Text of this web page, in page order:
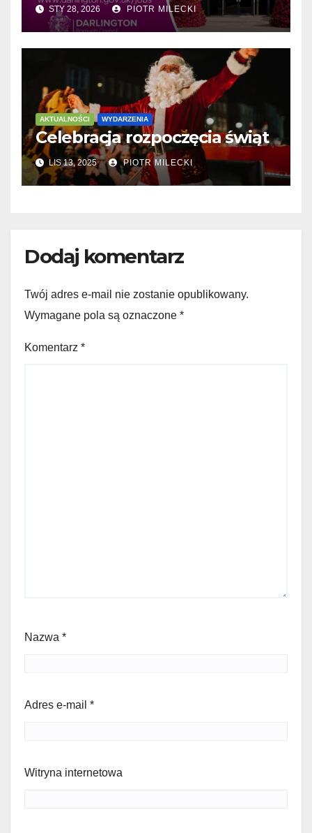
STY 28, 2026 PIOTR MILECKI
AKTUALNOŚCI WYDARZENIA
Celebracja rozpoczęcia świąt
LIS 13, 2025 PIOTR MILECKI
Dodaj komentarz
Twój adres e-mail nie zostanie opublikowany.
Wymagane pola są oznaczone *
Komentarz *
Nazwa *
Adres e-mail *
Witryna internetowa